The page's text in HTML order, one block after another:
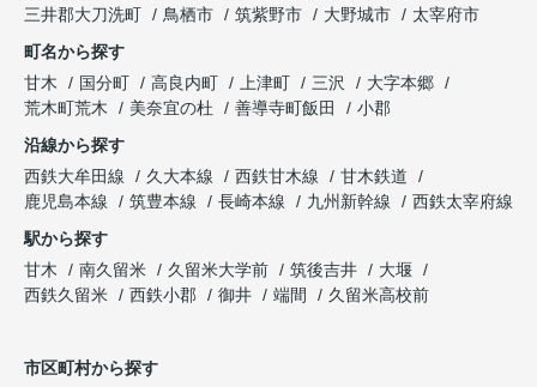
三井郡大刀洗町
鳥栖市 筑紫野市 大野城市
太宰府市
町名から探す
甘木
国分町 高良内町 上津町 三沢
大字本郷
荒木町荒木
美奈宜の杜 善導寺町飯田
小郡
沿線から探す
西鉄大牟田線
久大本線 西鉄甘木線
甘木鉄道
鹿児島本線
筑豊本線 長崎本線 九州新幹線
西鉄太宰府線
駅から探す
甘木
南久留米 久留米大学前 筑後吉井
大堰
西鉄久留米
西鉄小郡 御井 端間 久留米高校前
市区町村から探す